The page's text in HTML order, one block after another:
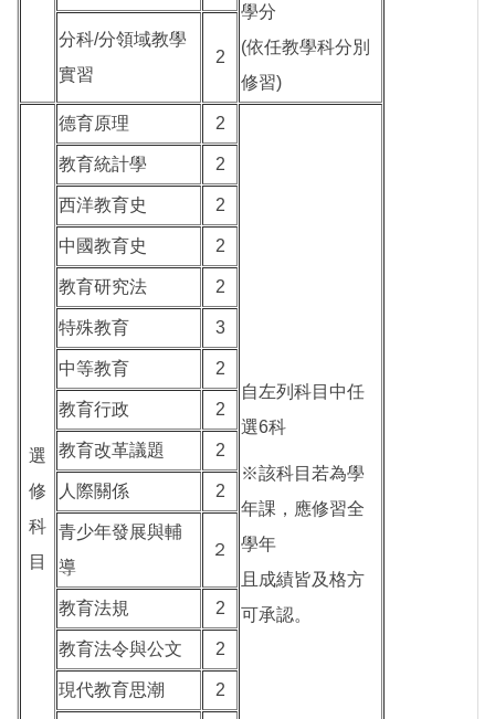
學分
(依任教學科分別
修習)
分科/分領域教學
實習
2
選
修
科
目
德育原理 2
自左列科目中任
選6科
※該科目若為學
年課，應修習全
學年
且成績皆及格方
可承認。
教育統計學 2
西洋教育史 2
中國教育史 2
教育研究法 2
特殊教育 3
中等教育 2
教育行政 2
教育改革議題 2
人際關係 2
青少年發展與輔
導
２
教育法規 2
教育法令與公文 2
現代教育思潮 2